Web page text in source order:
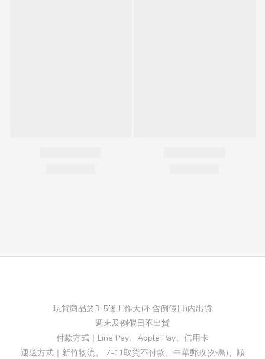
現貨商品於3-5個工作天(不含例假日)內出貨
週末及例假日不出貨
付款方式｜Line Pay、Apple Pay、信用卡
運送方式｜新竹物流、 7-11取貨不付款、中華郵政(外島)、順